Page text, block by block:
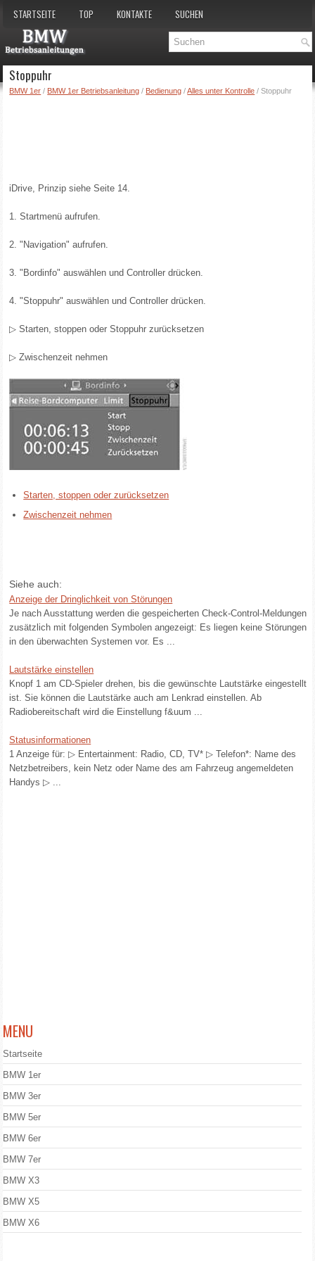
STARTSEITE TOP KONTAKTE SUCHEN
Stoppuhr
BMW 1er / BMW 1er Betriebsanleitung / Bedienung /Alles unter Kontrolle / Stoppuhr
iDrive, Prinzip siehe Seite 14.
1. Startmenü aufrufen.
2. "Navigation" aufrufen.
3. "Bordinfo" auswählen und Controller drücken.
4. "Stoppuhr" auswählen und Controller drücken.
▷ Starten, stoppen oder Stoppuhr zurücksetzen
▷ Zwischenzeit nehmen
Starten, stoppen oder zurücksetzen
Zwischenzeit nehmen
Siehe auch:
Anzeige der Dringlichkeit von Störungen
Je nach Ausstattung werden die gespeicherten Check-Control-Meldungen
zusätzlich mit folgenden Symbolen angezeigt: Es liegen keine Störungen
in den überwachten Systemen vor. Es ...
Lautstärke einstellen
Knopf 1 am CD-Spieler drehen, bis die gewünschte Lautstärke eingestellt
ist. Sie können die Lautstärke auch am Lenkrad einstellen. Ab
Radiobereitschaft wird die Einstellung f&uum ...
Statusinformationen
1 Anzeige für: ▷ Entertainment: Radio, CD, TV* ▷ Telefon*: Name des
Netzbetreibers, kein Netz oder Name des am Fahrzeug angemeldeten
Handys ▷ ...
MENU
Startseite
BMW 1er
BMW 3er
BMW 5er
BMW 6er
BMW 7er
BMW X3
BMW X5
BMW X6